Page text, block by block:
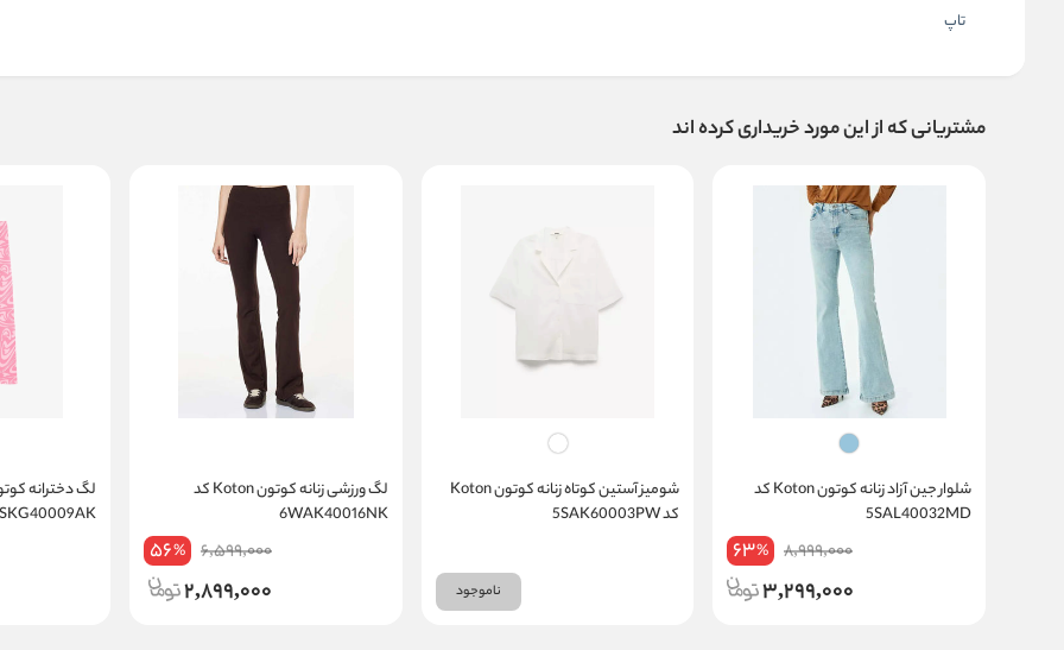
تاپ
مشتریانی که از این مورد خریداری کرده اند
شلوار جین آزاد زنانه کوتون Koton کد
5SAL40032MD
8,999,000
63%
3,299,000
شومیز آستین کوتاه زنانه کوتون Koton
کد 5SAK60003PW
ناموجود
لگ ورزشی زنانه کوتون Koton کد
6WAK40016NK
6,599,000
56%
2,899,000
5SKG40009AK